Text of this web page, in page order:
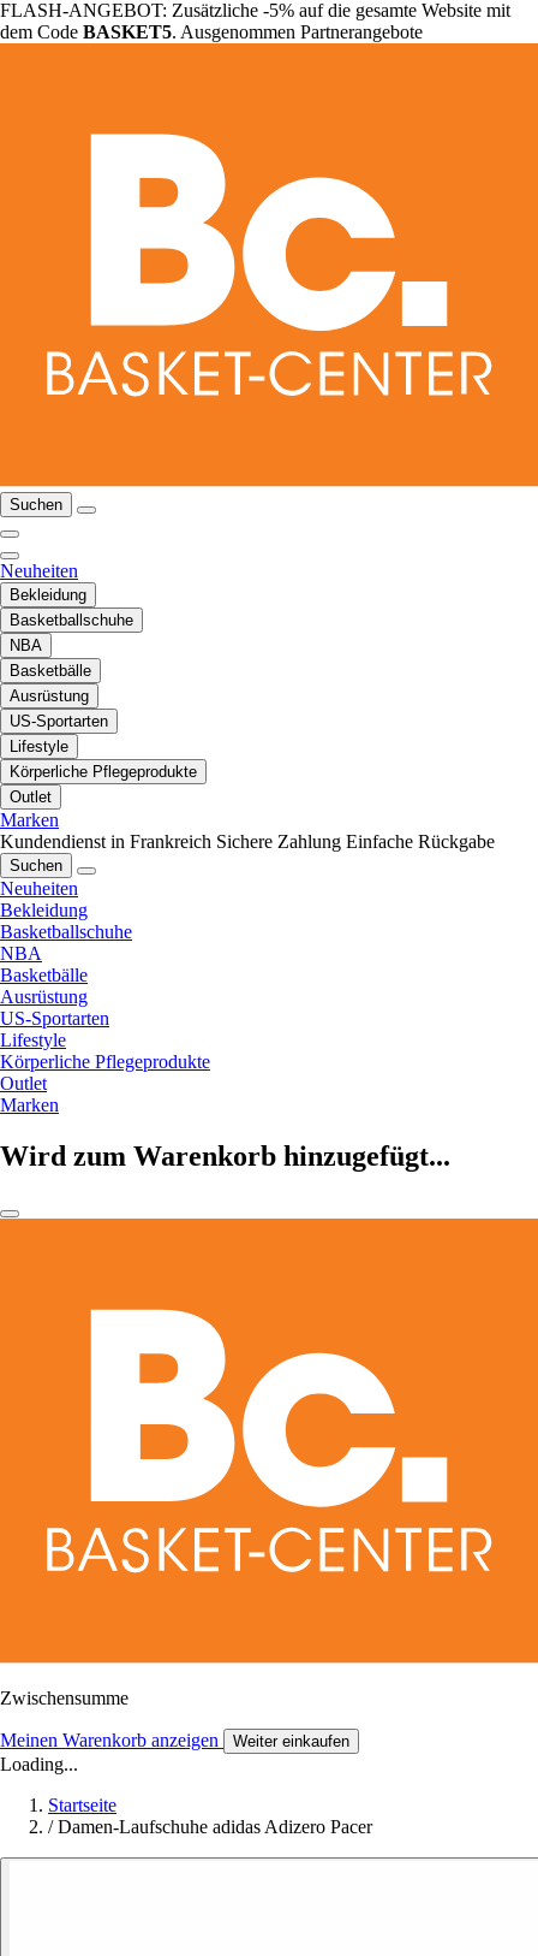
FLASH-ANGEBOT: Zusätzliche -5% auf die gesamte Website mit
dem Code BASKET5. Ausgenommen Partnerangebote
Suchen
Neuheiten
Bekleidung
Basketballschuhe
NBA
Basketbälle
Ausrüstung
US-Sportarten
Lifestyle
Körperliche Pflegeprodukte
Outlet
Marken
Kundendienst in Frankreich Sichere Zahlung Einfache Rückgabe
Suchen
Neuheiten
Bekleidung
Basketballschuhe
NBA
Basketbälle
Ausrüstung
US-Sportarten
Lifestyle
Körperliche Pflegeprodukte
Outlet
Marken
Wird zum Warenkorb hinzugefügt...
Zwischensumme
Meinen Warenkorb anzeigen Weiter einkaufen
Loading...
Startseite
/ Damen-Laufschuhe adidas Adizero Pacer